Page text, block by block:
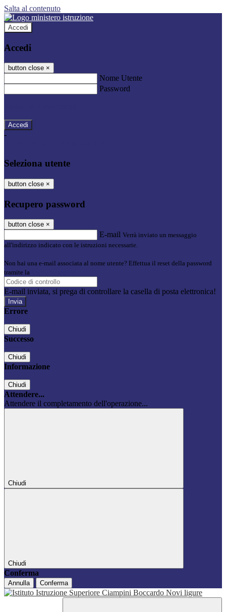
Salta al contenuto
Accedi
Accedi
button close ×
Nome Utente
Password
-
Seleziona utente
button close ×
Recupero password
button close ×
E-mail Verrà inviato un messaggio
all'indirizzo indicato con le istruzioni necessarie.
Non hai una e-mail associata al nome utente? Effettua il reset della password
tramite la
E-mail inviata, si prega di controllare la casella di posta elettronica!
Errore
Chiudi
Successo
Chiudi
Informazione
Chiudi
Attendere...
Attendere il completamento dell'operazione...
Chiudi
Chiudi
Conferma
Annulla Conferma